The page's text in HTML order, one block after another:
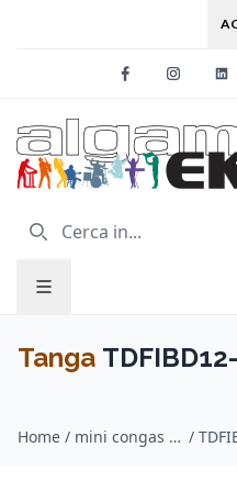
Facebook
Tanga
Astrazioni Grigie
Home / mini congas e djembè / Tanga /